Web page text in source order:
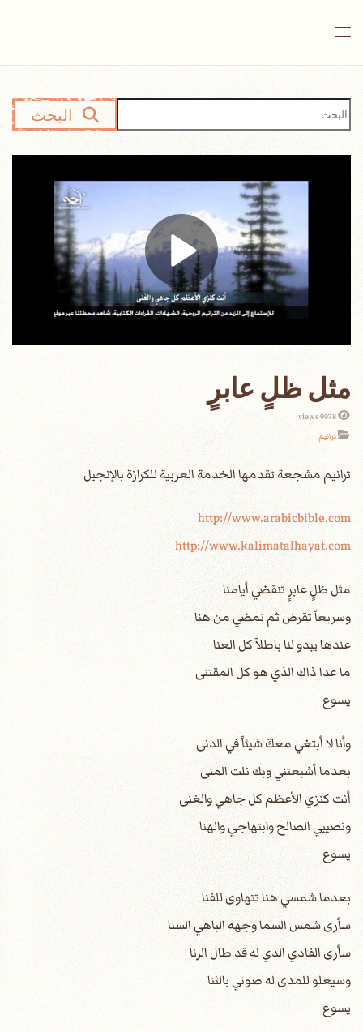
البحث
مثل ظلٍ عابرٍ
9978 views
ترانيم
http://www.arabicbible.com
http://www.kalimatalhayat.com
مثل ظلٍ عابرٍ تنقضي أيامنا
وسريعاً تقرض ثم نمضي من هنا
عندها يبدو لنا باطلاً كل العنا
ما عدا ذاك الذي هو كل المقتنى
يسوع
وأنا لا أبتغي معكَ شيئاً في الدنى
بعدما أشبعتني وبك نلت المنى
أنت كنزي الأعظم كل جاهي والغنى
ونصيبي الصالح وابتهاجي والهنا
يسوع
بعدما شمسي هنا تتهاوى للفنا
سأرى شمس السما وجهه الباهي السنا
سأرى الفادي الذي له قد طال الرنا
وسيعلو للمدى له صوتي بالثنا
يسوع